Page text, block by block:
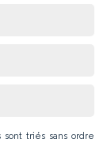
triés sans ordre